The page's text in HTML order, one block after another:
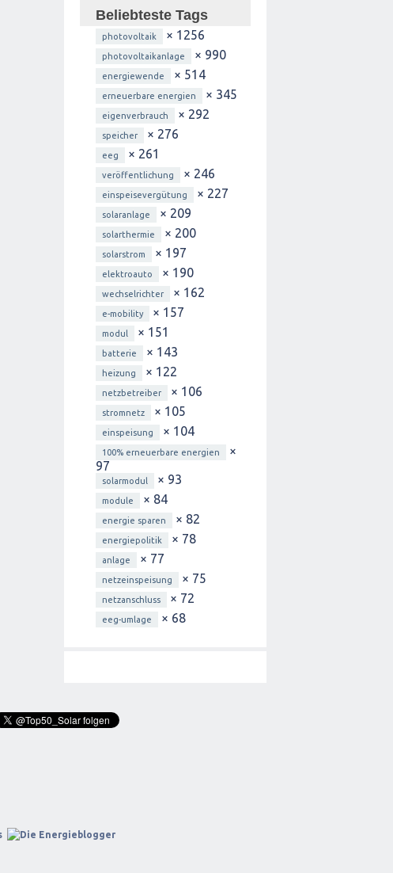
Beliebteste Tags
photovoltaik × 1256
photovoltaikanlage × 990
energiewende × 514
erneuerbare energien × 345
eigenverbrauch × 292
speicher × 276
eeg × 261
veröffentlichung × 246
einspeisevergütung × 227
solaranlage × 209
solarthermie × 200
solarstrom × 197
elektroauto × 190
wechselrichter × 162
e-mobility × 157
modul × 151
batterie × 143
heizung × 122
netzbetreiber × 106
stromnetz × 105
einspeisung × 104
100% erneuerbare energien
×
97
solarmodul × 93
module × 84
energie sparen × 82
energiepolitik × 78
anlage × 77
netzeinspeisung × 75
netzanschluss × 72
eeg-umlage × 68